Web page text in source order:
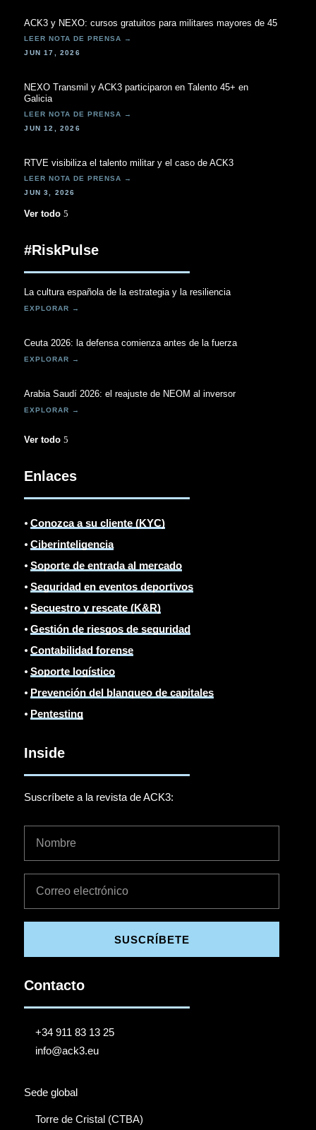
ACK3 y NEXO: cursos gratuitos para militares mayores de 45
JUN 17, 2026
NEXO Transmil y ACK3 participaron en Talento 45+ en
Galicia
JUN 12, 2026
RTVE visibiliza el talento militar y el caso de ACK3
JUN 3, 2026
Ver todo
#RiskPulse
La cultura española de la estrategia y la resiliencia
Ceuta 2026: la defensa comienza antes de la fuerza
Arabia Saudí 2026: el reajuste de NEOM al inversor
Ver todo
Enlaces
⦁Conozca a su cliente (KYC)
⦁Ciberinteligencia
⦁Soporte de entrada al mercado
⦁Seguridad en eventos deportivos
⦁Secuestro y rescate (K&R)
⦁Gestión de riesgos de seguridad
⦁Contabilidad forense
⦁Soporte logístico
⦁ Prevención del blanqueo de capitales
⦁ Pentesting
Inside
Suscríbete a la revista de ACK3:
SUSCRÍBETE
Contacto
+34 911 83 13 25
info@ack3.eu
Sede global
Torre de Cristal (CTBA)